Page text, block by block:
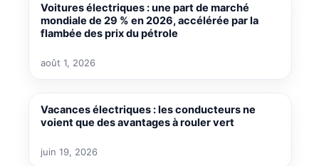
Voitures électriques : une part de marché
mondiale de 29 % en 2026, accélérée par la
flambée des prix du pétrole
août 1, 2026
Vacances électriques : les conducteurs ne
voient que des avantages à rouler vert
juin 19, 2026